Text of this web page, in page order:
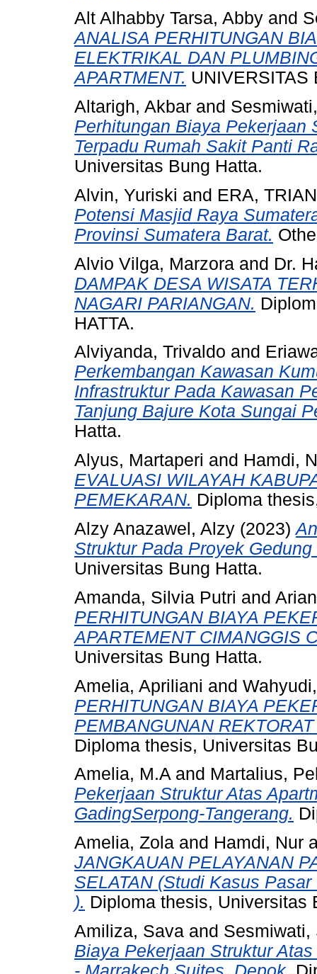
Alt Alhabby Tarsa, Abby and
ANALISA PERHITUNGAN
ELEKTRIKAL DAN
APARTMENT. UNIVERSITAS
Altarigh, Akbar and
Perhitungan Biaya Pekerjaan
Terpadu Rumah Sakit Panti
Universitas Bung Hatta.
Alvin, Yuriski and ERA,
Potensi Masjid Raya
Provinsi Sumatera Barat.
Alvio Vilga, Marzora and Dr.
DAMPAK DESA WISATA
NAGARI PARIANGAN.
HATTA.
Alviyanda, Trivaldo and
Perkembangan Kawasan
Infrastruktur Pada Kawasan
Tanjung Bajure Kota Sungai
Hatta.
Alyus, Martaperi and Hamdi,
EVALUASI WILAYAH
PEMEKARAN. Diploma
Alzy Anazawel, Alzy (2023)
Struktur Pada Proyek
Universitas Bung Hatta.
Amanda, Silvia Putri and
PERHITUNGAN BIAYA
APARTEMENT CIMANGGIS
Universitas Bung Hatta.
Amelia, Apriliani and
PERHITUNGAN BIAYA
PEMBANGUNAN
Diploma thesis, Universitas
Amelia, M.A and Martalius,
Pekerjaan Struktur Atas
GadingSerpong-Tangerang.
Amelia, Zola and Hamdi, Nur
JANGKAUAN PELAYANAN
SELATAN (Studi Kasus
). Diploma thesis, Universitas
Amiliza, Sava and Sesmiwati,
Biaya Pekerjaan Struktur